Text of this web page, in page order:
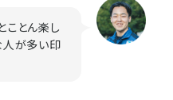
ことん楽し
人が多い印